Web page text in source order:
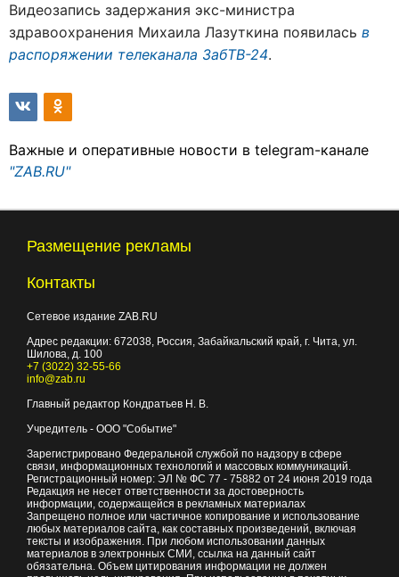
Видеозапись задержания экс-министра
здравоохранения Михаила Лазуткина появилась в
распоряжении телеканала ЗабТВ-24.
Важные и оперативные новости в telegram-канале
"ZAB.RU"
Размещение рекламы
Контакты
Сетевое издание ZAB.RU
Адрес редакции: 672038, Россия, Забайкальский край, г. Чита, ул.
Шилова, д. 100
+7 (3022) 32-55-66
info@zab.ru
Главный редактор Кондратьев Н. В.
Учредитель - ООО "Событие"
Зарегистрировано Федеральной службой по надзору в сфере
связи, информационных технологий и массовых коммуникаций.
Регистрационный номер: ЭЛ № ФС 77 - 75882 от 24 июня 2019 года
Редакция не несет ответственности за достоверность
информации, содержащейся в рекламных материалах
Запрещено полное или частичное копирование и использование
любых материалов сайта, как составных произведений, включая
тексты и изображения. При любом использовании данных
материалов в электронных СМИ, ссылка на данный сайт
обязательна. Объем цитирования информации не должен